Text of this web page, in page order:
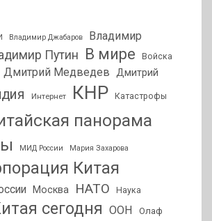
Владимир Джабаров
Владимир
Путин В мире Войска
Дмитрий Медведев Дмитрий
Интернет КНР Катастрофы
панорама
МИД России Мария Захарова
Китая
Москва НАТО Наука
сегодня ООН
Олаф